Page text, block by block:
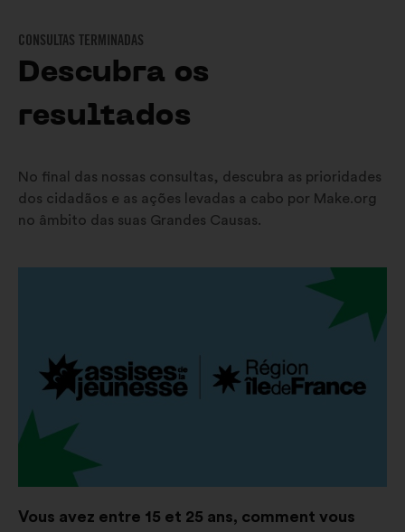
MAKE.ORG
CONSULTAS TERMINADAS
Descubra os
resultados
No final das nossas consultas, descubra as prioridades
dos cidadãos e as ações levadas a cabo por Make.org
no âmbito das suas Grandes Causas.
Vous avez entre 15 et 25 ans, comment vous